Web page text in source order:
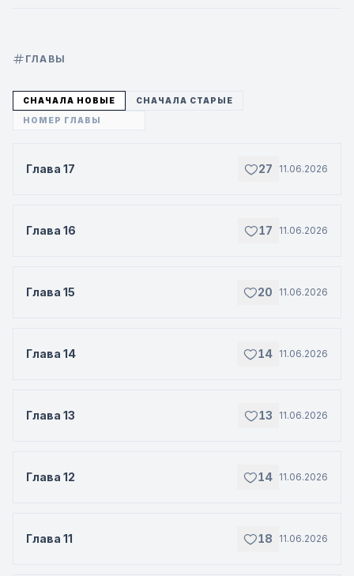
ГЛАВЫ
СНАЧАЛА НОВЫЕ СНАЧАЛА СТАРЫЕ
Глава 17 27 11.06.2026
Глава 16 17 11.06.2026
Глава 15 20 11.06.2026
Глава 14 14 11.06.2026
Глава 13 13 11.06.2026
Глава 12 14 11.06.2026
Глава 11 18 11.06.2026